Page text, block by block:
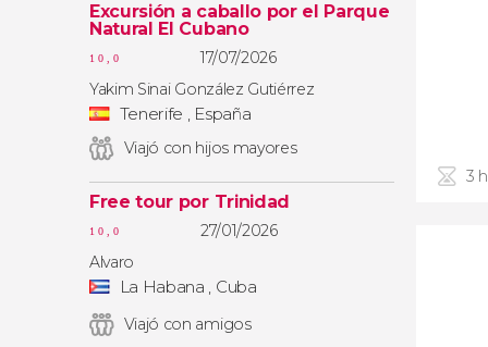
Excursión a caballo por el Parque
Natural El Cubano
10,0
17/07/2026
Yakim Sinai González Gutiérrez
Tenerife , España
Viajó con hijos mayores
Free tour por Trinidad
10,0
27/01/2026
Alvaro
La Habana , Cuba
Viajó con amigos
3